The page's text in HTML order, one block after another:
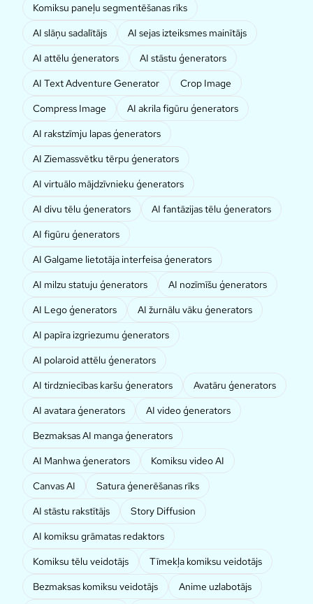
Komiksu paneļu segmentēšanas rīks
AI slāņu sadalītājs
AI sejas izteiksmes mainītājs
AI attēlu ģenerators
AI stāstu ģenerators
AI Text Adventure Generator
Crop Image
Compress Image
AI akrila figūru ģenerators
AI rakstzīmju lapas ģenerators
AI Ziemassvētku tērpu ģenerators
AI virtuālo mājdzīvnieku ģenerators
AI divu tēlu ģenerators
AI fantāzijas tēlu ģenerators
AI figūru ģenerators
AI Galgame lietotāja interfeisa ģenerators
AI milzu statuju ģenerators
AI nozīmīšu ģenerators
AI Lego ģenerators
AI žurnālu vāku ģenerators
AI papīra izgriezumu ģenerators
AI polaroid attēlu ģenerators
AI tirdzniecības karšu ģenerators
Avatāru ģenerators
AI avatara ģenerators
AI video ģenerators
Bezmaksas AI manga ģenerators
AI Manhwa ģenerators
Komiksu video AI
Canvas AI
Satura ģenerēšanas rīks
AI stāstu rakstītājs
Story Diffusion
AI komiksu grāmatas redaktors
Komiksu tēlu veidotājs
Tīmekļa komiksu veidotājs
Bezmaksas komiksu veidotājs
Anime uzlabotājs